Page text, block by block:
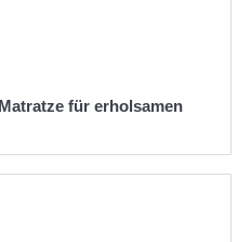
für erholsamen